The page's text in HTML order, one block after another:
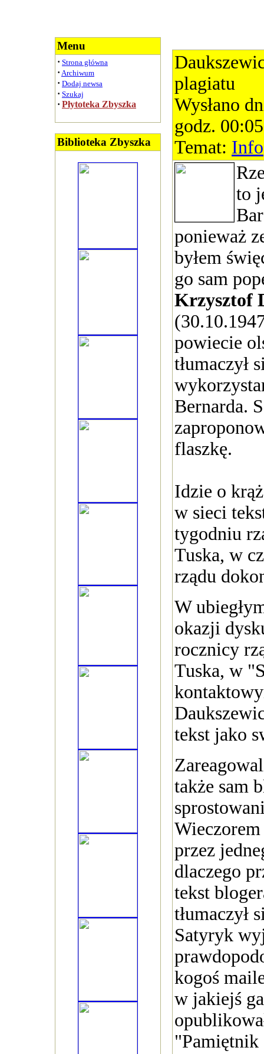
Menu
· Strona główna
· Archiwum
· Dodaj newsa
· Szukaj
· Płytoteka Zbyszka
Biblioteka Zbyszka
plagiatu
Wysłano
godz.
Temat: Info
to
ponieważ
byłem
go sam
Krzysztof
powiecie
tłumaczył
Bernarda.
flaszkę.
Idzie o
w sieci
tygodniu
Tuska, w
rządu
W
okazji
rocznicy
Tuska, w
tekst jako
także sam
przez
dlaczego
tekst
tłumaczył
Satyryk
kogoś
w jakiejś